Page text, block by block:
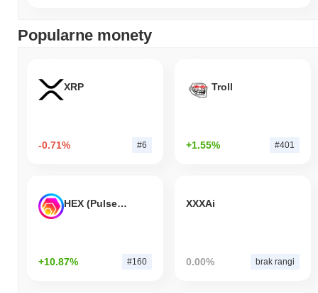
Popularne monety
XRP
-0.71% #6
Troll
+1.55% #401
HEX (Pulsechain)
+10.87% #160
XXXAi
0.00% brak rangi